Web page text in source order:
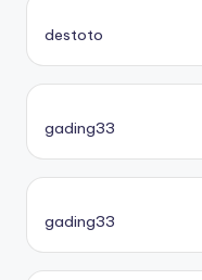
destoto
gading33
gading33